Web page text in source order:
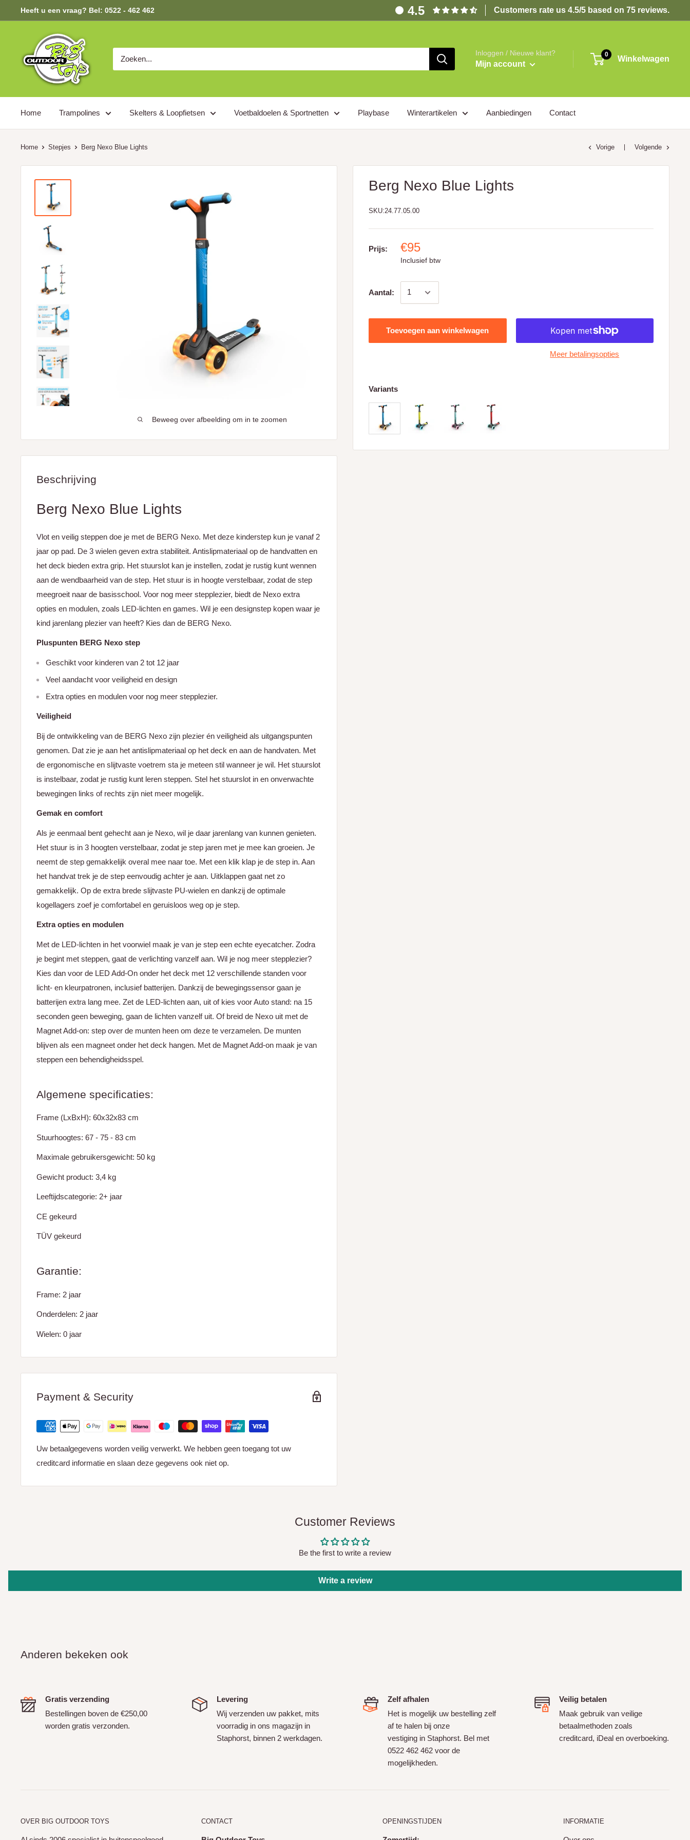
Heeft u een vraag? Bel: 0522 - 462 462 4.5 Customers rate us 4.5/5 based on 75 reviews.
Inloggen / Nieuwe klant?
Mijn account
0
Winkelwagen
Home Trampolines Skelters & Loopfietsen Voetbaldoelen & Sportnetten Playbase Winterartikelen Aanbiedingen Contact
Home Stepjes Berg Nexo Blue Lights Vorige Volgende
Beweeg over afbeelding om in te zoomen
Berg Nexo Blue Lights
SKU:24.77.05.00
Prijs: €95
Inclusief btw
Aantal:
Toevoegen aan winkelwagen
Meer betalingsopties
Variants
Beschrijving
Berg Nexo Blue Lights
Vlot en veilig steppen doe je met de BERG Nexo. Met deze kinderstep kun je vanaf 2
jaar op pad. De 3 wielen geven extra stabiliteit. Antislipmateriaal op de handvatten en
het deck bieden extra grip. Het stuurslot kan je instellen, zodat je rustig kunt wennen
aan de wendbaarheid van de step. Het stuur is in hoogte verstelbaar, zodat de step
meegroeit naar de basisschool. Voor nog meer stepplezier, biedt de Nexo extra
opties en modulen, zoals LED-lichten en games. Wil je een designstep kopen waar je
kind jarenlang plezier van heeft? Kies dan de BERG Nexo.
Pluspunten BERG Nexo step
Geschikt voor kinderen van 2 tot 12 jaar
Veel aandacht voor veiligheid en design
Extra opties en modulen voor nog meer stepplezier.
Veiligheid
Bij de ontwikkeling van de BERG Nexo zijn plezier én veiligheid als uitgangspunten
genomen. Dat zie je aan het antislipmateriaal op het deck en aan de handvaten. Met
de ergonomische en slijtvaste voetrem sta je meteen stil wanneer je wil. Het stuurslot
is instelbaar, zodat je rustig kunt leren steppen. Stel het stuurslot in en onverwachte
bewegingen links of rechts zijn niet meer mogelijk.
Gemak en comfort
Als je eenmaal bent gehecht aan je Nexo, wil je daar jarenlang van kunnen genieten.
Het stuur is in 3 hoogten verstelbaar, zodat je step jaren met je mee kan groeien. Je
neemt de step gemakkelijk overal mee naar toe. Met een klik klap je de step in. Aan
het handvat trek je de step eenvoudig achter je aan. Uitklappen gaat net zo
gemakkelijk. Op de extra brede slijtvaste PU-wielen en dankzij de optimale
kogellagers zoef je comfortabel en geruisloos weg op je step.
Extra opties en modulen
Met de LED-lichten in het voorwiel maak je van je step een echte eyecatcher. Zodra
je begint met steppen, gaat de verlichting vanzelf aan. Wil je nog meer stepplezier?
Kies dan voor de LED Add-On onder het deck met 12 verschillende standen voor
licht- en kleurpatronen, inclusief batterijen. Dankzij de bewegingssensor gaan je
batterijen extra lang mee. Zet de LED-lichten aan, uit of kies voor Auto stand: na 15
seconden geen beweging, gaan de lichten vanzelf uit. Of breid de Nexo uit met de
Magnet Add-on: step over de munten heen om deze te verzamelen. De munten
blijven als een magneet onder het deck hangen. Met de Magnet Add-on maak je van
steppen een behendigheidsspel.
Algemene specificaties:
Frame (LxBxH): 60x32x83 cm
Stuurhoogtes: 67 - 75 - 83 cm
Maximale gebruikersgewicht: 50 kg
Gewicht product: 3,4 kg
Leeftijdscategorie: 2+ jaar
CE gekeurd
TÜV gekeurd
Garantie:
Frame: 2 jaar
Onderdelen: 2 jaar
Wielen: 0 jaar
Payment & Security
Uw betaalgegevens worden veilig verwerkt. We hebben geen toegang tot uw
creditcard informatie en slaan deze gegevens ook niet op.
Customer Reviews
Be the first to write a review
Write a review
Anderen bekeken ook
Gratis verzending
Bestellingen boven de €250,00
worden gratis verzonden.
Levering
Wij verzenden uw pakket, mits
voorradig in ons magazijn in
Staphorst, binnen 2 werkdagen.
Zelf afhalen
Het is mogelijk uw bestelling zelf
af te halen bij onze
vestiging in Staphorst. Bel met
0522 462 462 voor de
mogelijkheden.
Veilig betalen
Maak gebruik van veilige
betaalmethoden zoals
creditcard, iDeal en overboeking.
OVER BIG OUTDOOR TOYS CONTACT OPENINGSTIJDEN INFORMATIE